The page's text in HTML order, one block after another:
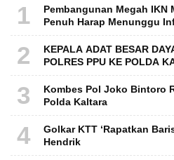
1
Pembangunan Megah IKN
Penuh Harap Menunggu
2
KEPALA ADAT BESAR
POLRES PPU KE POLDA
3
Kombes Pol Joko Bintoro
Polda Kaltara
4
Golkar KTT ‘Rapatkan
Hendrik